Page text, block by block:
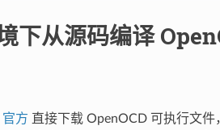
下从源码编译
官方 直接下载 OpenOCD 可执行文